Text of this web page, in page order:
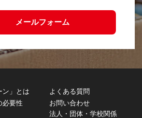
メールフォーム
ン」とは
よくある質問
必要性
お問い合わせ
法人・団体・学校関係